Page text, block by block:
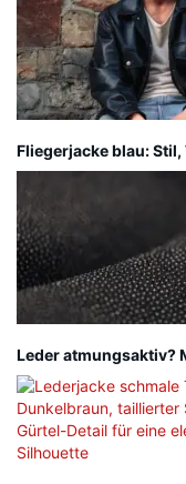
Fliegerjacke blau:
Leder atmungsaktiv?